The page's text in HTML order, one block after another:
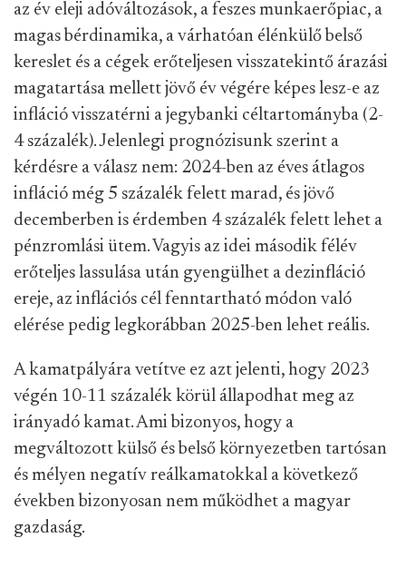
az év eleji adóváltozások, a feszes munkaerőpiac, a
magas bérdinamika, a várhatóan élénkülő belső
kereslet és a cégek erőteljesen visszatekintő árazási
magatartása mellett jövő év végére képes lesz-e az
infláció visszatérni a jegybanki céltartományba (2-
4 százalék). Jelenlegi prognózisunk szerint a
kérdésre a válasz nem: 2024-ben az éves átlagos
infláció még 5 százalék felett marad, és jövő
decemberben is érdemben 4 százalék felett lehet a
pénzromlási ütem. Vagyis az idei második félév
erőteljes lassulása után gyengülhet a dezinfláció
ereje, az inflációs cél fenntartható módon való
elérése pedig legkorábban 2025-ben lehet reális.
A kamatpályára vetítve ez azt jelenti, hogy 2023
végén 10-11 százalék körül állapodhat meg az
irányadó kamat. Ami bizonyos, hogy a
megváltozott külső és belső környezetben tartósan
és mélyen negatív reálkamatokkal a következő
években bizonyosan nem működhet a magyar
gazdaság.